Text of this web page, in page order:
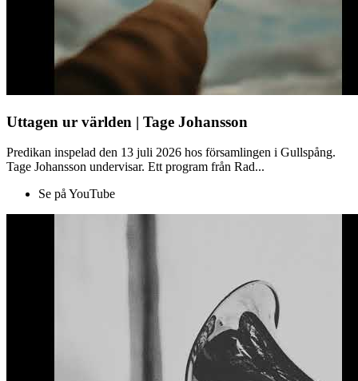
Uttagen ur världen | Tage Johansson
Predikan inspelad den 13 juli 2026 hos församlingen i Gullspång.
Tage Johansson undervisar. Ett program från Rad...
Se på YouTube